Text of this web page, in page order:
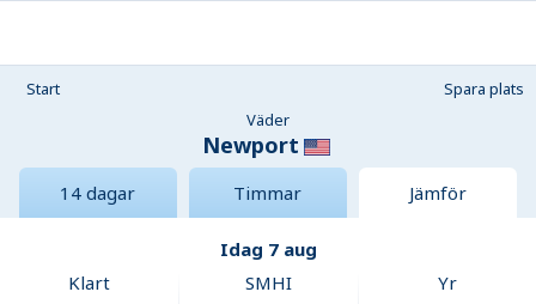
Start
Spara plats
Väder
Newport
14 dagar Timmar Jämför
Idag 7 aug
Klart
SMHI Yr